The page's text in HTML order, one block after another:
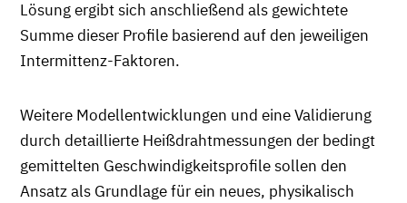
Lösung ergibt sich anschließend als gewichtete
Summe dieser Profile basierend auf den jeweiligen
Intermittenz-Faktoren.
Weitere Modellentwicklungen und eine Validierung
durch detaillierte Heißdrahtmessungen der bedingt
gemittelten Geschwindigkeitsprofile sollen den
Ansatz als Grundlage für ein neues, physikalisch